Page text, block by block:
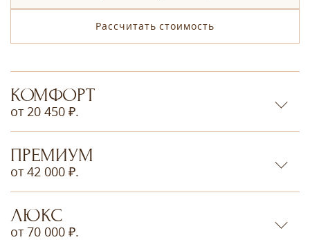
Рассчитать стоимость
КОМФОРТ
от 20 450 ₽.
ПРЕМИУМ
от 42 000 ₽.
ЛЮКС
от 70 000 ₽.